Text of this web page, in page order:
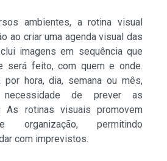
ambientes, a rotina visual
ao criar uma agenda visual das
imagens em sequência que
será feito, com quem e onde.
por hora, dia, semana ou mês,
necessidade de prever as
As rotinas visuais promovem
organização, permitindo
com imprevistos.